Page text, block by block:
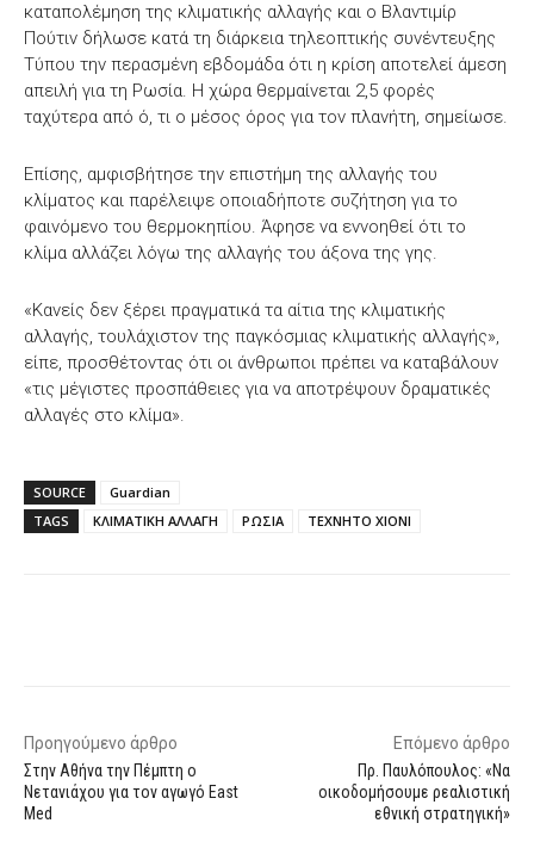
καταπολέμηση της κλιματικής αλλαγής και ο Βλαντιμίρ
Πούτιν δήλωσε κατά τη διάρκεια τηλεοπτικής συνέντευξης
Τύπου την περασμένη εβδομάδα ότι η κρίση αποτελεί άμεση
απειλή για τη Ρωσία. Η χώρα θερμαίνεται 2,5 φορές
ταχύτερα από ό, τι ο μέσος όρος για τον πλανήτη, σημείωσε.
Επίσης, αμφισβήτησε την επιστήμη της αλλαγής του
κλίματος και παρέλειψε οποιαδήποτε συζήτηση για το
φαινόμενο του θερμοκηπίου. Άφησε να εννοηθεί ότι το
κλίμα αλλάζει λόγω της αλλαγής του άξονα της γης.
«Κανείς δεν ξέρει πραγματικά τα αίτια της κλιματικής
αλλαγής, τουλάχιστον της παγκόσμιας κλιματικής αλλαγής»,
είπε, προσθέτοντας ότι οι άνθρωποι πρέπει να καταβάλουν
«τις μέγιστες προσπάθειες για να αποτρέψουν δραματικές
αλλαγές στο κλίμα».
SOURCE
Guardian
TAGS
ΚΛΙΜΑΤΙΚΗ ΑΛΛΑΓΗ ΡΩΣΙΑ ΤΕΧΝΗΤΟ ΧΙΟΝΙ
Προηγούμενο άρθρο
Στην Αθήνα την Πέμπτη ο
Νετανιάχου για τον αγωγό East
Med
Επόμενο άρθρο
Πρ. Παυλόπουλος: «Να
οικοδομήσουμε ρεαλιστική
εθνική στρατηγική»